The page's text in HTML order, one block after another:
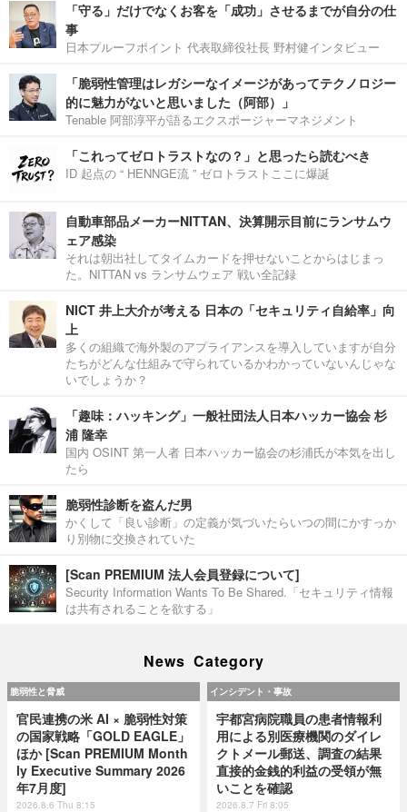
「守る」だけでなくお客を「成功」させるまでが自分の仕
事
日本プルーフポイント 代表取締役社長 野村健インタビュー
「脆弱性管理はレガシーなイメージがあってテクノロジー
的に魅力がないと思いました（阿部）」
Tenable 阿部淳平が語るエクスポージャーマネジメント
「これってゼロトラストなの？」と思ったら読むべき
ID 起点の “ HENNGE流 ” ゼロトラストここに爆誕
自動車部品メーカーNITTAN、決算開示目前にランサムウ
ェア感染
それは朝出社してタイムカードを押せないことからはじまっ
た。NITTAN vs ランサムウェア 戦い全記録
NICT 井上大介が考える 日本の「セキュリティ自給率」向
上
多くの組織で海外製のアプライアンスを導入していますが自分
たちがどんな仕組みで守られているかわかっていないんじゃな
いでしょうか？
「趣味：ハッキング」一般社団法人日本ハッカー協会 杉
浦 隆幸
国内 OSINT 第一人者 日本ハッカー協会の杉浦氏が本気を出し
たら
脆弱性診断を盗んだ男
かくして「良い診断」の定義が気づいたらいつの間にかすっか
り別物に交換されていた
[Scan PREMIUM 法人会員登録について]
Security Information Wants To Be Shared.「セキュリティ情報
は共有されることを欲する」
News Category
脆弱性と脅威
官民連携の米 AI × 脆弱性対策
の国家戦略「GOLD EAGLE」
ほか [Scan PREMIUM Month
ly Executive Summary 2026
年7月度]
2026.8.6 Thu 8:15
インシデント・事故
宇都宮病院職員の患者情報利
用による別医療機関のダイレ
クトメール郵送、調査の結果
直接的金銭的利益の受領が無
いことを確認
2026.8.7 Fri 8:05